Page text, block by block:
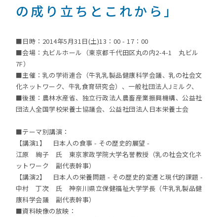
の成り立ちとこれから」
■日時：2014年5月31日(土)13：00 - 17：00
■会場：丸ビルホール（東京都千代田区丸の内2-4-1 丸ビル
7F）
■主催：乳の学術連合（牛乳乳製品健康科学会議、乳の社会文
化ネットワーク、牛乳食育研究会）、一般社団法人Jミルク、
■後援：農林水産省、独立行政法人農畜産業振興機構、公益社
団法人全国学校栄養士協議会、公益社団法人日本栄養士会
■テーマ別講演：
【講演1】 日本人の食事 - その歴史的展望 -
江原 絢子 氏 東京家政学院大学名誉教授（乳の社会文化ネ
ットワーク 副代表幹事）
【講演2】 日本人の栄養問題 - その歴史的変遷と現代的課題 -
中村 丁次 氏 神奈川県立保健福祉大学学長（牛乳乳製品健
康科学会議 副代表幹事）
■資料映像の放映：